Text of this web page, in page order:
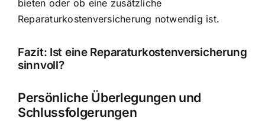
bieten oder ob eine zusätzliche
Reparaturkostenversicherung notwendig ist.
Fazit: Ist eine Reparaturkostenversicherung
sinnvoll?
Persönliche Überlegungen und
Schlussfolgerungen